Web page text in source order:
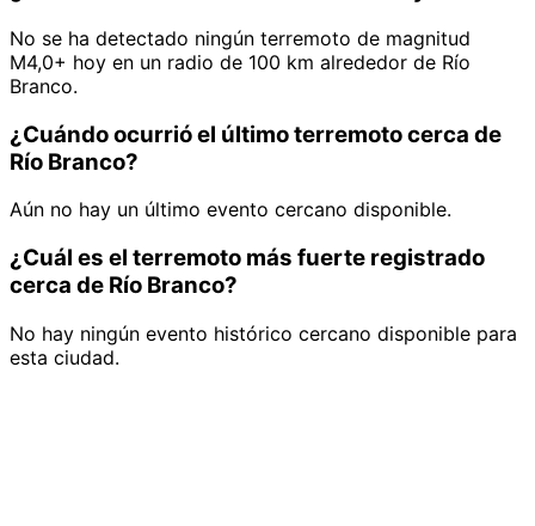
No se ha detectado ningún terremoto de magnitud
M4,0+ hoy en un radio de 100 km alrededor de Río
Branco.
¿Cuándo ocurrió el último terremoto cerca de
Río Branco?
Aún no hay un último evento cercano disponible.
¿Cuál es el terremoto más fuerte registrado
cerca de Río Branco?
No hay ningún evento histórico cercano disponible para
esta ciudad.